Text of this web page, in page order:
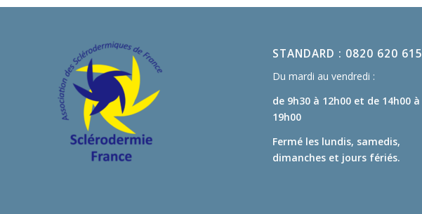
STANDARD : 0820 620 615
Du mardi au vendredi :
de 9h30 à 12h00 et de 14h00 à
19h00
Fermé les lundis, samedis,
dimanches et jours fériés.